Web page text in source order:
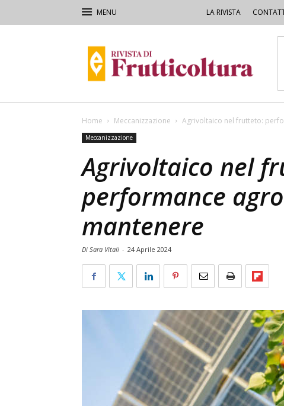
LA RIVISTA
di
Frutticoltura
Home Meccanizzazione Agrivoltaico nel frutteto:
Meccanizzazione
Agrivoltaico nel
performance
mantenere
Di Sara Vitali - 24 Aprile 2024